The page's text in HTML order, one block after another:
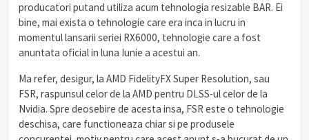
producatori putand utiliza acum tehnologia resizable BAR. Ei
bine, mai exista o tehnologie care era inca in lucru in
momentul lansarii seriei RX6000, tehnologie care a fost
anuntata oficial in luna Iunie a acestui an.
Ma refer, desigur, la AMD FidelityFX Super Resolution, sau
FSR, raspunsul celor de la AMD pentru DLSS-ul celor de la
Nvidia. Spre deosebire de acesta insa, FSR este o tehnologie
deschisa, care functioneaza chiar si pe produsele